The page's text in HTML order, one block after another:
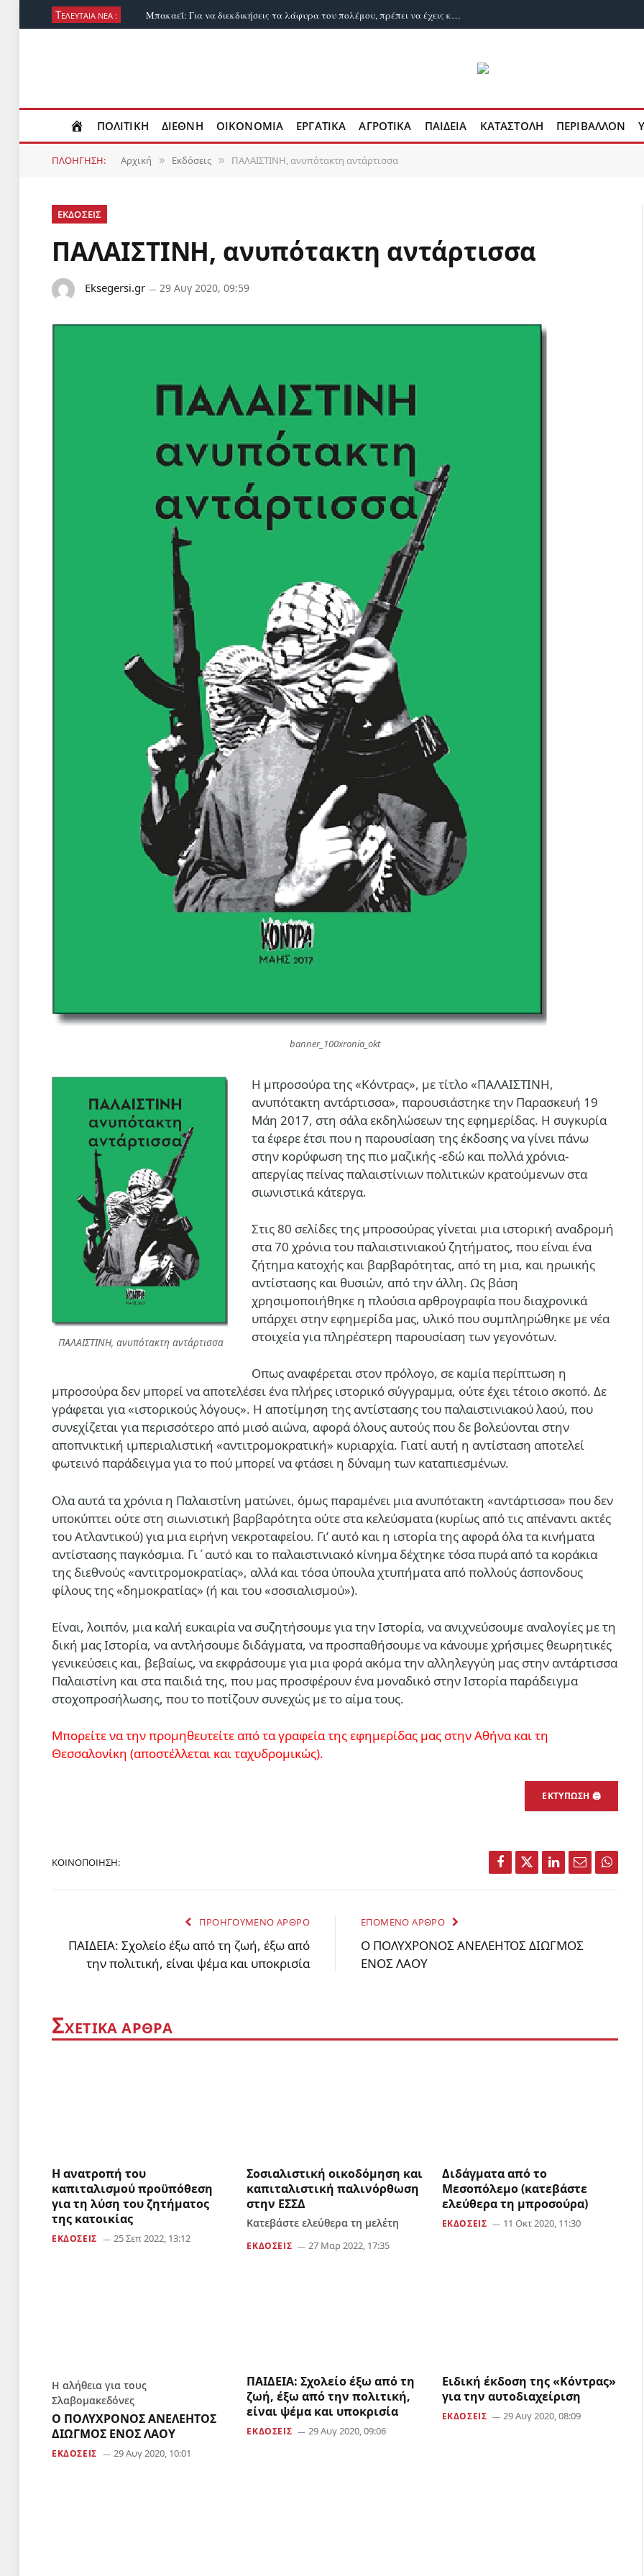
ΤΕΛΕΥΤΑΙΑ ΝΕΑ : Μπακαεΐ: Για να διεκδικήσεις τα λάφυρα του πολέμου, πρέπει να έχεις κερδίσει τον πόλεμο
ΠΟΛΙΤΙΚΗ ΔΙΕΘΝΗ ΟΙΚΟΝΟΜΙΑ ΕΡΓΑΤΙΚΑ ΑΓΡΟΤΙΚΑ ΠΑΙΔΕΙΑ ΚΑΤΑΣΤΟΛΗ ΠΕΡΙΒΑΛΛΟΝ
ΠΛΟΗΓΗΣΗ: Αρχική » Εκδόσεις » ΠΑΛΑΙΣΤΙΝΗ, ανυπότακτη αντάρτισσα
ΕΚΔΟΣΕΙΣ
ΠΑΛΑΙΣΤΙΝΗ, ανυπότακτη αντάρτισσα
Eksegersi.gr 29 Αυγ 2020, 09:59
banner_100xronia_okt
ΠΑΛΑΙΣΤΙΝΗ, ανυπότακτη αντάρτισσα
H μπροσούρα της «Κόντρας», με τίτλο «ΠΑΛΑΙΣΤΙΝΗ,
ανυπότακτη αντάρτισσα», παρουσιάστηκε την Παρασκευή 19
Μάη 2017, στη σάλα εκδηλώσεων της εφημερίδας. H συγκυρία
τα έφερε έτσι που η παρουσίαση της έκδοσης να γίνει πάνω
στην κορύφωση της πιο μαζικής -εδώ και πολλά χρόνια-
απεργίας πείνας παλαιστίνιων πολιτικών κρατούμενων στα
σιωνιστικά κάτεργα.
Στις 80 σελίδες της μπροσούρας γίνεται μια ιστορική αναδρομή
στα 70 χρόνια του παλαιστινιακού ζητήματος, που είναι ένα
ζήτημα κατοχής και βαρβαρότητας, από τη μια, και ηρωικής
αντίστασης και θυσιών, από την άλλη. Ως βάση
χρησιμοποιήθηκε η πλούσια αρθρογραφία που διαχρονικά
υπάρχει στην εφημερίδα μας, υλικό που συμπληρώθηκε με νέα
στοιχεία για πληρέστερη παρουσίαση των γεγονότων.
Οπως αναφέρεται στον πρόλογο, σε καμία περίπτωση η
μπροσούρα δεν μπορεί να αποτελέσει ένα πλήρες ιστορικό σύγγραμμα, ούτε έχει τέτοιο σκοπό. Δε
γράφεται για «ιστορικούς λόγους». Η αποτίμηση της αντίστασης του παλαιστινιακού λαού, που
συνεχίζεται για περισσότερο από μισό αιώνα, αφορά όλους αυτούς που δε βολεύονται στην
αποπνικτική ιμπεριαλιστική «αντιτρομοκρατική» κυριαρχία. Γιατί αυτή η αντίσταση αποτελεί
φωτεινό παράδειγμα για το πού μπορεί να φτάσει η δύναμη των καταπιεσμένων.
Ολα αυτά τα χρόνια η Παλαιστίνη ματώνει, όμως παραμένει μια ανυπότακτη «αντάρτισσα» που δεν
υποκύπτει ούτε στη σιωνιστική βαρβαρότητα ούτε στα κελεύσματα (κυρίως από τις απέναντι ακτές
του Ατλαντικού) για μια ειρήνη νεκροταφείου. Γι’ αυτό και η ιστορία της αφορά όλα τα κινήματα
αντίστασης παγκόσμια. Γι΄αυτό και το παλαιστινιακό κίνημα δέχτηκε τόσα πυρά από τα κοράκια
της διεθνούς «αντιτρομοκρατίας», αλλά και τόσα ύπουλα χτυπήματα από πολλούς άσπονδους
φίλους της «δημοκρατίας» (ή και του «σοσιαλισμού»).
Είναι, λοιπόν, μια καλή ευκαιρία να συζητήσουμε για την Ιστορία, να ανιχνεύσουμε αναλογίες με τη
δική μας Ιστορία, να αντλήσουμε διδάγματα, να προσπαθήσουμε να κάνουμε χρήσιμες θεωρητικές
γενικεύσεις και, βεβαίως, να εκφράσουμε για μια φορά ακόμα την αλληλεγγύη μας στην αντάρτισσα
Παλαιστίνη και στα παιδιά της, που μας προσφέρουν ένα μοναδικό στην Ιστορία παράδειγμα
στοχοπροσήλωσης, που το ποτίζουν συνεχώς με το αίμα τους.
Μπορείτε να την προμηθευτείτε από τα γραφεία της εφημερίδας μας στην Αθήνα και τη
Θεσσαλονίκη (αποστέλλεται και ταχυδρομικώς).
ΕΚΤΥΠΩΣΗ 🖨
ΚΟΙΝΟΠΟΙΗΣΗ:
Facebook
TwitterLinkedIn
Email
ΠΡΟΗΓΟΥΜΕΝΟ ΑΡΘΡΟ
ΠΑΙΔΕΙΑ: Σχολείο έξω από τη ζωή, έξω από
την πολιτική, είναι ψέμα και υποκρισία
ΕΠΟΜΕΝΟ ΑΡΘΡΟ
Ο ΠΟΛΥΧΡΟΝΟΣ ΑΝΕΛΕΗΤΟΣ ΔΙΩΓΜΟΣ
ΕΝΟΣ ΛΑΟΥ
ΣΧΕΤΙΚΑ ΑΡΘΡΑ
Η ανατροπή του
καπιταλισμού προϋπόθεση
για τη λύση του ζητήματος
της κατοικίας
ΕΚΔΟΣΕΙΣ 25 Σεπ 2022, 13:12
Σοσιαλιστική οικοδόμηση και
καπιταλιστική παλινόρθωση
στην ΕΣΣΔ
Κατεβάστε ελεύθερα τη μελέτη
ΕΚΔΟΣΕΙΣ 27 Μαρ 2022, 17:35
Διδάγματα από το
Μεσοπόλεμο (κατεβάστε
ελεύθερα τη μπροσούρα)
ΕΚΔΟΣΕΙΣ 11 Οκτ 2020, 11:30
Η αλήθεια για τους
Σλαβομακεδόνες
Ο ΠΟΛΥΧΡΟΝΟΣ ΑΝΕΛΕΗΤΟΣ
ΔΙΩΓΜΟΣ ΕΝΟΣ ΛΑΟΥ
ΕΚΔΟΣΕΙΣ 29 Αυγ 2020, 10:01
ΠΑΙΔΕΙΑ: Σχολείο έξω από τη
ζωή, έξω από την πολιτική,
είναι ψέμα και υποκρισία
ΕΚΔΟΣΕΙΣ 29 Αυγ 2020, 09:06
Ειδική έκδοση της «Κόντρας»
για την αυτοδιαχείριση
ΕΚΔΟΣΕΙΣ 29 Αυγ 2020, 08:09